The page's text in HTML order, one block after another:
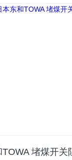
堵煤开关